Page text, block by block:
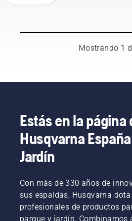
entre los
el
mundo.
Son
nuestro
equipo
H. Y son
usuarios
más
exigentes.
Mostrando 1
Estás en la página
Husqvarna
Jardín
Con más de 330 años de
sus espaldas, Husqvarna
profesionales de productos
parque y jardín. Combinamos